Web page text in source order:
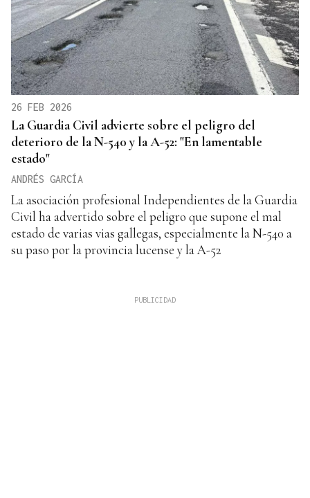
26 FEB 2026
La Guardia Civil advierte sobre el peligro del
deterioro de la N-540 y la A-52: "En lamentable
estado"
ANDRÉS GARCÍA
La asociación profesional Independientes de la Guardia
Civil ha advertido sobre el peligro que supone el mal
estado de varias vias gallegas, especialmente la N-540 a
su paso por la provincia lucense y la A-52